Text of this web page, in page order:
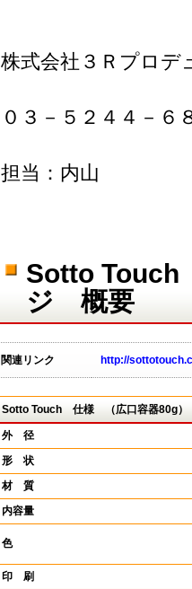
株式会社３Ｒプロデ
０３－５２４４－６
担当：内山
Sotto Touch
ジ 概要
関連リンク http://
Sotto Touch 仕様 （広口容器
外 径
形 状
材 質
内容量
色
印 刷